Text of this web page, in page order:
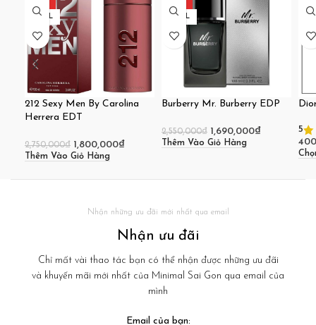
100ML
212 Sexy Men By Carolina
Herrera EDT
2,750,000₫ 1,800,000₫
Thêm Vào Giỏ Hàng
100ML
Burberry Mr. Burberry EDP
2,550,000₫ 1,690,000₫
Thêm Vào Giỏ Hàng
5
Nhận những ưu đãi mới nhất qua email
Nhận ưu đãi
Chỉ mất vài thao tác bạn có thể nhận được những ưu đãi
và khuyến mãi mới nhất của Minimal Sai Gon qua email của
mình
Email của bạn: